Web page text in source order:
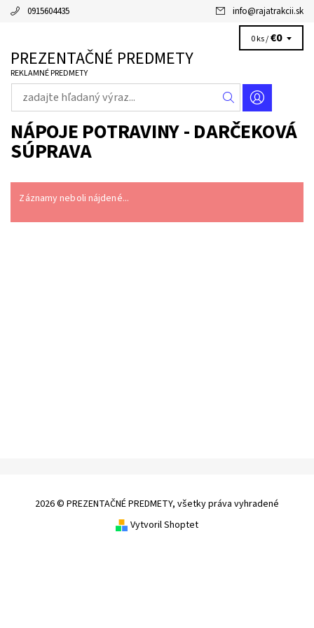
0915604435 info@rajatrakcii.sk
PREZENTAČNÉ PREDMETY
REKLAMNÉ PREDMETY
0 ks /€0
NÁPOJE POTRAVINY - DARČEKOVÁ
SÚPRAVA
Záznamy neboli nájdené...
2026 © PREZENTAČNÉ PREDMETY, všetky práva vyhradené
Vytvoril Shoptet